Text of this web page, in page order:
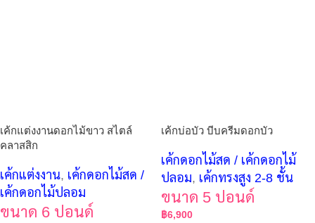
เค้กแต่งงานดอกไม้ขาว สไตล์
คลาสสิก
เค้กแต่งงาน, เค้กดอกไม้สด /
เค้กดอกไม้ปลอม
ขนาด 6 ปอนด์
เค้กบ่อบัว บีบครีมดอกบัว
เค้กดอกไม้สด / เค้กดอกไม้
ปลอม, เค้กทรงสูง 2-8 ชั้น
ขนาด 5 ปอนด์
฿6,900